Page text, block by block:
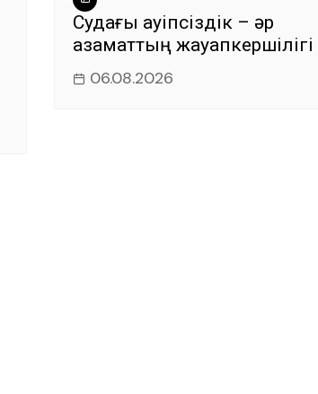
Судағы қауіпсіздік – әр
азаматтың жауапкершілігі
06.08.2026